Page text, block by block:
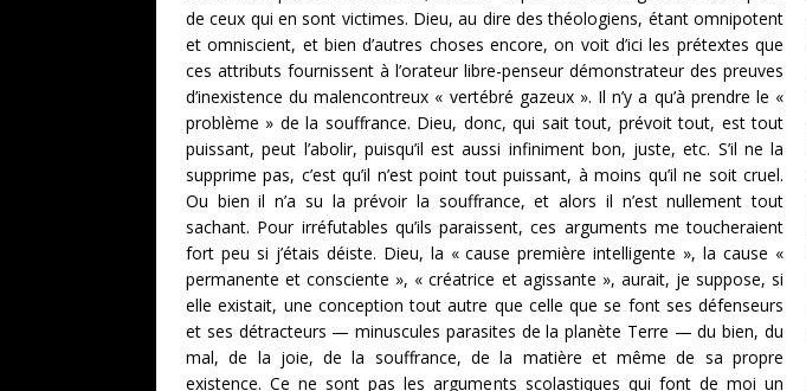
de ceux qui en sont victimes. Dieu, au dire des théologiens, étant omnipotent
et omniscient, et bien d’autres choses encore, on voit d’ici les prétextes que
ces attributs fournissent à l’orateur libre-penseur démonstrateur des preuves
d’inexistence du malencontreux « vertébré gazeux ». Il n’y a qu’à prendre le «
problème » de la souffrance. Dieu, donc, qui sait tout, prévoit tout, est tout
puissant, peut l’abolir, puisqu’il est aussi infiniment bon, juste, etc. S’il ne la
supprime pas, c’est qu’il n’est point tout puissant, à moins qu’il ne soit cruel.
Ou bien il n’a su la prévoir la souffrance, et alors il n’est nullement tout
sachant. Pour irréfutables qu’ils paraissent, ces arguments me toucheraient
fort peu si j’étais déiste. Dieu, la « cause première intelligente », la cause «
permanente et consciente », « créatrice et agissante », aurait, je suppose, si
elle existait, une conception tout autre que celle que se font ses défenseurs
et ses détracteurs — minuscules parasites de la planète Terre — du bien, du
mal, de la joie, de la souffrance, de la matière et même de sa propre
existence. Ce ne sont pas les arguments scolastiques qui font de moi un